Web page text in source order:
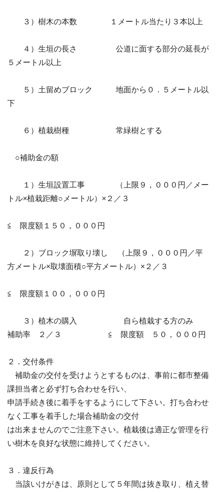
３）樹木の本数 １メートル当たり３本以上
４）生垣の長さ 公道に面する部分の延長が
５メートル以上
５）土留めブロック 地面から０．５メートル以
下
６）植栽樹種 常緑樹とする
○補助金の額
１）生垣設置工事 （上限９，０００円／メー
トル×植栽距離○メートル）×２／３
≦ 限度額１５０，０００円
２）ブロック塀取り壊し （上限９，０００円／平
方メートル×取壊面積○平方メートル）×２／３
≦ 限度額１００，０００円
３）植木の購入 自ら植栽する方のみ
補助率 ２／３ ≦ 限度額 ５０，０００円
２．交付条件
補助金の交付を受けようとするものは、事前に都市整備
課担当者と必ず打ち合わせを行い、
申請手続き後に着手をするようにして下さい。打ち合わせ
なく工事を着手した場合補助金の交付
は出来ませんのでご注意下さい。植栽後は適正な管理を行
い樹木を良好な状態に維持してください。
３．違反行為
当該いけがきは、原則として５年間は抜き取り、植え替